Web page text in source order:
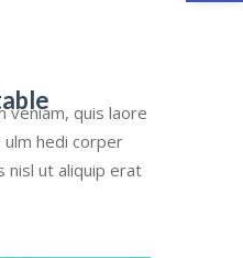
veniam, quis laore
hedi corper
ut aliquip erat